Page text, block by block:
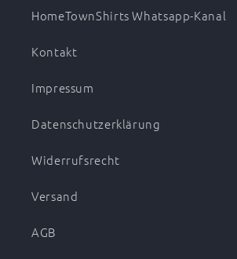
HomeTownShirts Whatsapp-Kanal
Kontakt
Impressum
Datenschutzerklärung
Widerrufsrecht
Versand
AGB